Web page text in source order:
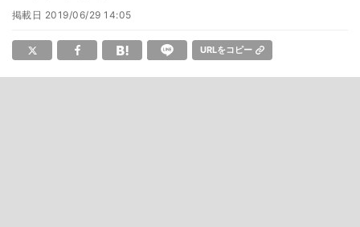
掲載日 2019/06/29 14:05
URLをコピー